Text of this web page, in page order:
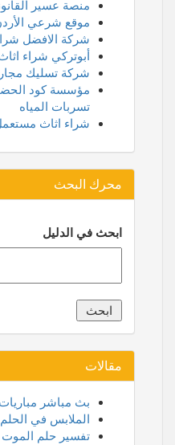
منصة عسير
موقع شرعي
شركة الافضل
أبوتركي شراء
شركة تسليك
مؤسسة كود
تسربات المياه
شراء اثاث
محرك البحث
ابحث في الدليل
مقالات
بث مباشر
الملابس في الحلم
تفسير حلم الموت